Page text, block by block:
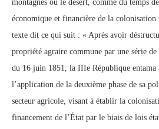
montagnes ou le désert, comme du temps
économique et financière de la
texte dit ce qui suit : « Après avoir
propriété agraire commune par une série
du 16 juin 1851, la IIIe République entama
l’application de la deuxième phase de sa
secteur agricole, visant à établir la
financement de l’État par le biais de lois